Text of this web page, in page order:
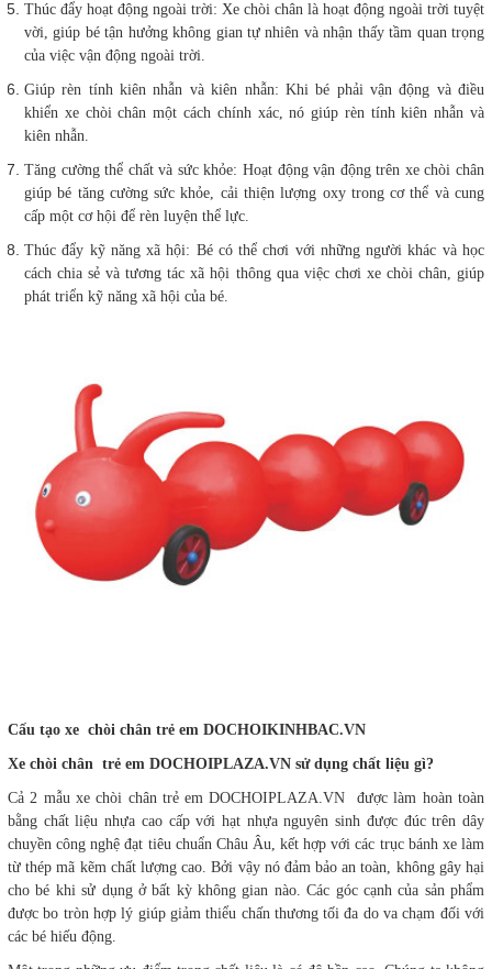
Thúc đẩy hoạt động ngoài trời: Xe chòi chân là hoạt động ngoài trời tuyệt
vời, giúp bé tận hưởng không gian tự nhiên và nhận thấy tầm quan trọng
của việc vận động ngoài trời.
Giúp rèn tính kiên nhẫn và kiên nhẫn: Khi bé phải vận động và điều
khiển xe chòi chân một cách chính xác, nó giúp rèn tính kiên nhẫn và
kiên nhẫn.
Tăng cường thể chất và sức khỏe: Hoạt động vận động trên xe chòi chân
giúp bé tăng cường sức khỏe, cải thiện lượng oxy trong cơ thể và cung
cấp một cơ hội để rèn luyện thể lực.
Thúc đẩy kỹ năng xã hội: Bé có thể chơi với những người khác và học
cách chia sẻ và tương tác xã hội thông qua việc chơi xe chòi chân, giúp
phát triển kỹ năng xã hội của bé.
Cấu tạo xe chòi chân trẻ em DOCHOIKINHBAC.VN
Xe chòi chân trẻ em DOCHOIPLAZA.VN sử dụng chất liệu gì?
Cả 2 mẫu xe chòi chân trẻ em DOCHOIPLAZA.VN được làm hoàn toàn
bằng chất liệu nhựa cao cấp với hạt nhựa nguyên sinh được đúc trên dây
chuyền công nghệ đạt tiêu chuẩn Châu Âu, kết hợp với các trục bánh xe làm
từ thép mã kẽm chất lượng cao. Bởi vậy nó đảm bảo an toàn, không gây hại
cho bé khi sử dụng ở bất kỳ không gian nào. Các góc cạnh của sản phẩm
được bo tròn hợp lý giúp giảm thiểu chấn thương tối đa do va chạm đối với
các bé hiếu động.